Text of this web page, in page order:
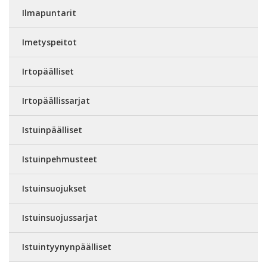
Ilmapuntarit
Imetyspeitot
Irtopäälliset
Irtopäällissarjat
Istuinpäälliset
Istuinpehmusteet
Istuinsuojukset
Istuinsuojussarjat
Istuintyynynpäälliset